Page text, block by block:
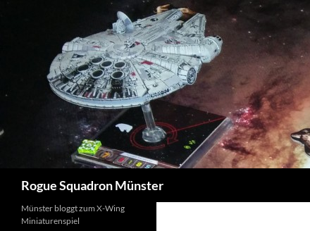
Rogue Squadron Münster
Münster bloggt zum X-Wing
Miniaturenspiel